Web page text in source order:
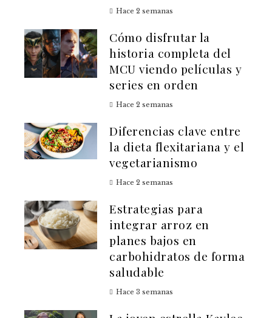
Hace 2 semanas
Cómo disfrutar la
historia completa del
MCU viendo películas y
series en orden
Hace 2 semanas
Diferencias clave entre
la dieta flexitariana y el
vegetarianismo
Hace 2 semanas
Estrategias para
integrar arroz en
planes bajos en
carbohidratos de forma
saludable
Hace 3 semanas